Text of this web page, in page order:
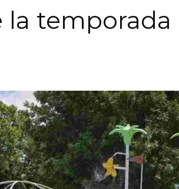
Salvador
la temporada